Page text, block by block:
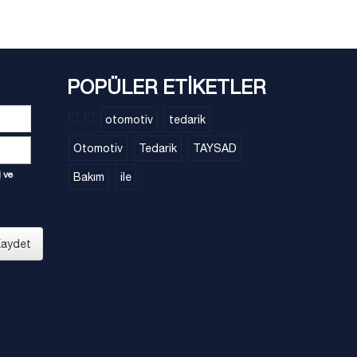
ve
POPÜLER ETİKETLER
otomotiv tedarik
Otomotiv Tedarik TAYSAD
Bakım ile